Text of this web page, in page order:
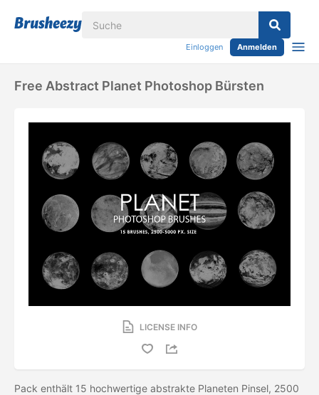
Einloggen Anmelden
Free Abstract Planet Photoshop Bürsten
LICENSE INFO
Pack enthält 15 hochwertige abstrakte Planeten Pinsel, 2500